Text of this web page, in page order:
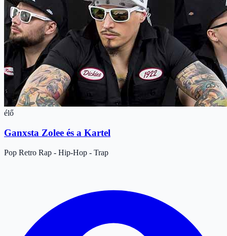
élő
Ganxsta Zolee és a Kartel
Pop Retro Rap - Hip-Hop - Trap